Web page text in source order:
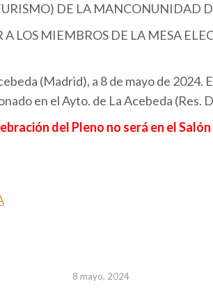
DE LA MANCONUNIDAD
LOS MIEMBROS DE LA MESA
(Madrid), a 8 de mayo de
en el Ayto. de La Acebeda (Res.
del Pleno no será en el
8 mayo, 2024